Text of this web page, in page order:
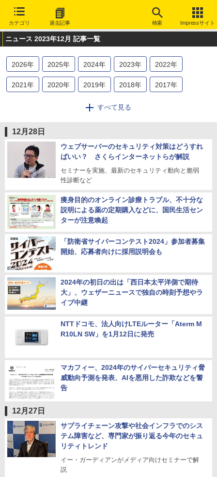
カテゴリ 過去記事 検索 Impressサイト
ニュース 2023年12月 記事一覧
2026年 2025年 2024年 2023年 2022年
2021年 2020年 2019年 2018年 2017年
2014年 2013
2006年 2005年 2004年 2003 年
すべて見る
12月28日
ウェブサーバーのセキュリティ対策はどうすれ
ばいい？ さくらインターネットらが解説
セミナーを実施、最新のセキュリティ動向と脆弱
性診断など
痩身目的のオンライン診療トラブル、不十分な
説明による薬の定期購入などに、国民生活セン
ターが注意喚起
「防衛省サイバーコンテスト2024」参加者募集
開始、応募者向けに採用説明会も
2024年の初日の出は「西日本太平洋側で期待
大」、ウェザーニュースで独自の時刻予想やラ
イブ中継
NTTドコモ、法人向けLTEルーター「Aterm M
R10LN SW」を1月12日に発売
マカフィー、2024年のサイバーセキュリティ脅
威動向予測を発表、AIを悪用した詐欺などを警
告
12月27日
サプライチェーン攻撃や社会インフラでのシス
テム障害など、専門家が振り返る今年のセキュ
リティトレンド
イー・ガーディアンがメディア向けセミナーで解
説